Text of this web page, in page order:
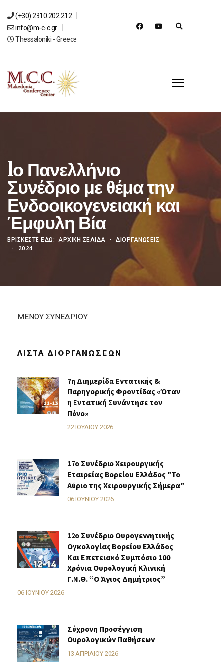
(+30) 2310.202.212
info@m-c-c.gr
Thessaloniki - Greece
1ο Πανελλήνιο
Συνέδριο με θέμα την
Ενδοοικογενειακή και
Έμφυλη Βία
ΒΡΊΣΚΕΣΤΕ ΕΔΏ: ΑΡΧΙΚΗ ΣΕΛΙΔΑ
ΔΙΟΡΓΑΝΩΣΕΙΣ
2024
ΜΕΝΟΥ ΣΥΝΕΔΡΙΟΥ
ΛΊΣΤΑ ΔΙΟΡΓΑΝΏΣΕΩΝ
7η Διημερίδα Εντατικής &
Παρηγορικής Φροντίδας «Όταν
η Εντατική Συνάντησε τον
Πόνο»
22 ΙΟΥΛΊΟΥ 2026
17ο Συνέδριο Χειρουργικής
Εταιρείας Βορείου Ελλάδος "Το
Αύριο της Χειρουργικής Σήμερα"
06 ΙΟΥΝΊΟΥ 2026
12ο Συνέδριο Ουρογεννητικής
Ογκολογίας Βορείου Ελλάδος
Και Επετειακό Συμπόσιο 100
Χρόνια Ουρολογική Κλινική
Γ.Ν.Θ. “Ο Άγιος Δημήτριος”
06 ΙΟΥΝΊΟΥ 2026
Σύχρονη Προσέγγιση
Ουρολογικών Παθήσεων
13 ΑΠΡΙΛΊΟΥ 2026